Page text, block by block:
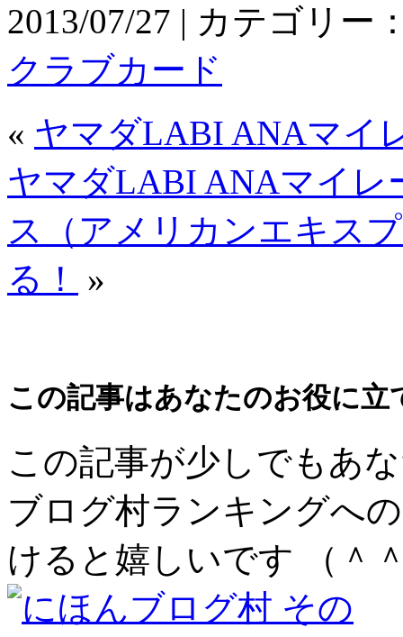
2013/07/27 | カテゴリー
クラブカード
« ヤマダLABI ANAマイ
ヤマダLABI ANAマイレ
ス（アメリカンエキス
る！
»
この記事はあなたのお役に立
この記事が少しでもあ
ブログ村ランキングへ
けると嬉しいです （＾